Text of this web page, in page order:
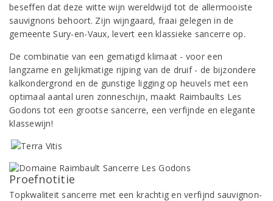
beseffen dat deze witte wijn wereldwijd tot de allermooiste
sauvignons behoort. Zijn wijngaard, fraai gelegen in de
gemeente Sury-en-Vaux, levert een klassieke sancerre op.
De combinatie van een gematigd klimaat - voor een
langzame en gelijkmatige rijping van de druif - de bijzondere
kalkondergrond en de gunstige ligging op heuvels met een
optimaal aantal uren zonneschijn, maakt Raimbaults Les
Godons tot een grootse sancerre, een verfijnde en elegante
klassewijn!
Proefnotitie
Topkwaliteit sancerre met een krachtig en verfijnd sauvignon-